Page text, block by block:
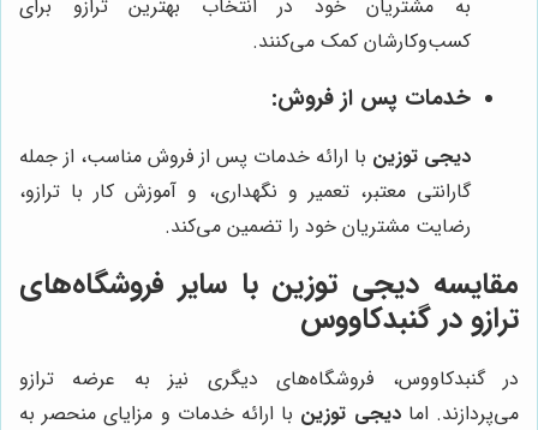
به مشتریان خود در انتخاب بهترین ترازو برای
کسب‌وکارشان کمک می‌کنند.
خدمات پس از فروش:
دیجی توزین با ارائه خدمات پس از فروش مناسب، از جمله
گارانتی معتبر، تعمیر و نگهداری، و آموزش کار با ترازو،
رضایت مشتریان خود را تضمین می‌کند.
مقایسه دیجی توزین با سایر فروشگاه‌های
ترازو در گنبدکاووس
در گنبدکاووس، فروشگاه‌های دیگری نیز به عرضه ترازو
می‌پردازند. امادیجی توزین با ارائه خدمات و مزایای منحصر به